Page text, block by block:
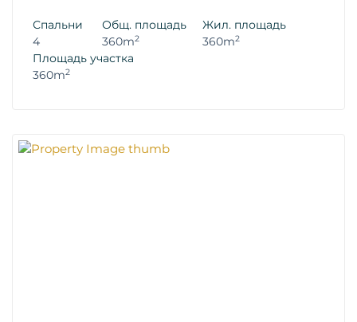
Спальни
4
Общ. площадь
360m2
Жил. площадь
360m2
Площадь участка
360m2